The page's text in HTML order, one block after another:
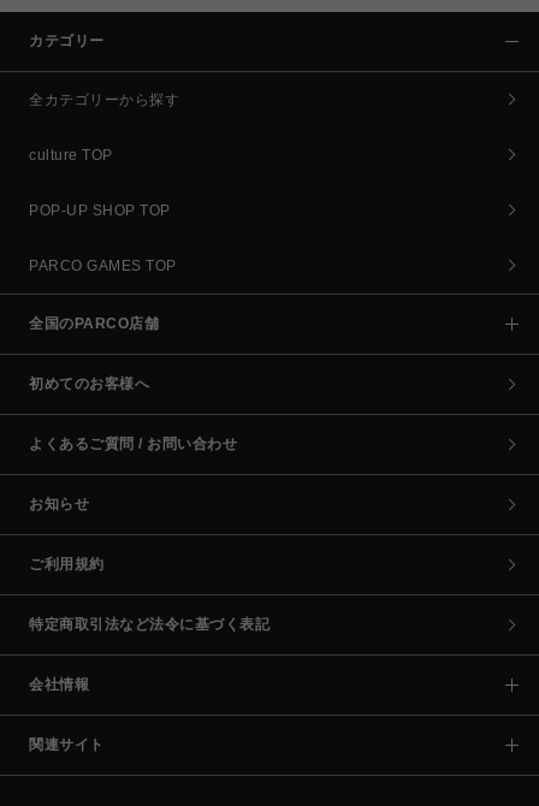
カテゴリー
全カテゴリーから探す
culture TOP
POP-UP SHOP TOP
PARCO GAMES TOP
全国のPARCO店舗
初めてのお客様へ
よくあるご質問 / お問い合わせ
お知らせ
ご利用規約
特定商取引法など法令に基づく表記
会社情報
関連サイト